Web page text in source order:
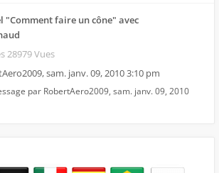
"Comment faire un cône" avec
28979 Vues
,sam. janv. 09, 2010 3:10 pm
par RobertAero2009, sam. janv. 09, 2010